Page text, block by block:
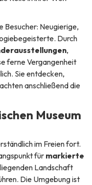
Besucher: Neugierige,
Durch
,
ferne Vergangenheit
Sie entdecken,
anschließend die
Museum
im Freien fort.
für markierte
Landschaft
Die Umgebung ist